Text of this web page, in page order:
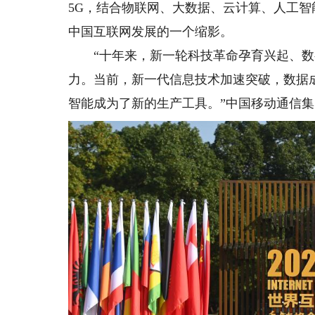
5G，结合物联网、大数据、云计算、人工
中国互联网发展的一个缩影。
“十年来，新一轮科技革命孕育兴起、数
力。当前，新一代信息技术加速突破，数
智能成为了新的生产工具。”中国移动通信